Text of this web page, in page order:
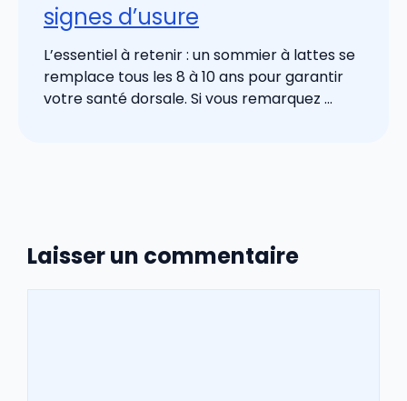
signes d’usure
L’essentiel à retenir : un sommier à lattes se
remplace tous les 8 à 10 ans pour garantir
votre santé dorsale. Si vous remarquez ...
Laisser un commentaire